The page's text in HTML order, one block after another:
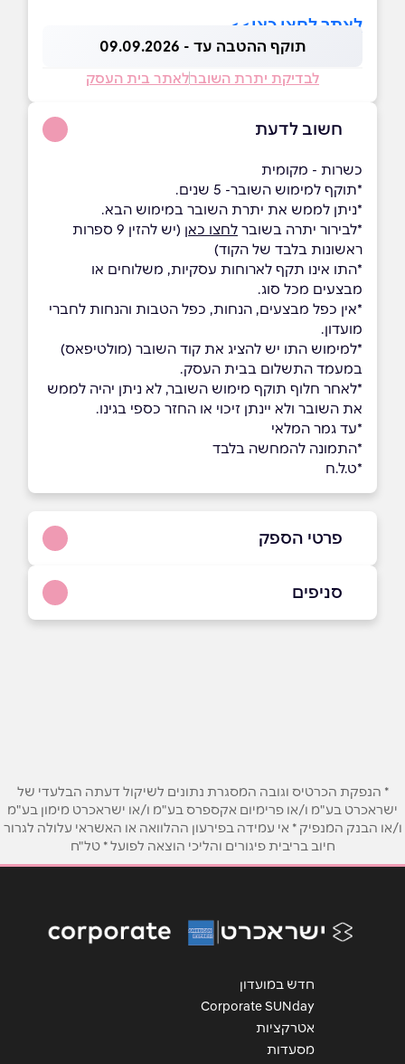
לאתר לחצו כאן>>
תוקף ההטבה עד - 09.09.2026
לבדיקת יתרת השוברלאתר בית העסק
חשוב לדעת
כשרות - מקומית
*תוקף למימוש השובר- 5 שנים.
*ניתן לממש את יתרת השובר במימוש הבא.
*לבירור יתרה בשובר לחצו כאן
(יש להזין 9 ספרות
ראשונות בלבד של הקוד)
*התו אינו תקף לארוחות עסקיות, משלוחים או
מבצעים מכל סוג.
*אין כפל מבצעים, הנחות, כפל הטבות והנחות לחברי
מועדון.
*למימוש התו יש להציג את קוד השובר (מולטיפאס)
במעמד התשלום בבית העסק.
*לאחר חלוף תוקף מימוש השובר, לא ניתן יהיה לממש
את השובר ולא יינתן זיכוי או החזר כספי בגינו.
*עד גמר המלאי
*התמונה להמחשה בלבד
*ט.ל.ח
פרטי הספק
באתר
אימייל*
אנא חזרו אלי בקשר ל...
סניפים
* הנפקת הכרטיס וגובה המסגרת נתונים לשיקול דעתה הבלעדי של
ישראכרט בע"מ ו/או פרימיום אקספרס בע"מ ו/או ישראכרט מימון בע"מ
ו/או הבנק המנפיק * אי עמידה בפירעון ההלוואה או האשראי עלולה לגרור
חיוב בריבית פיגורים והליכי הוצאה לפועל * טל"ח
חדש במועדון
Corporate SUNday
אטרקציות
מסעדות